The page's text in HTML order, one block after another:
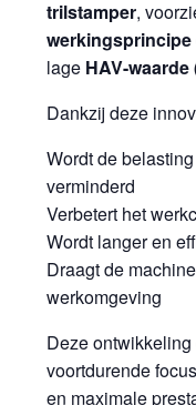
trilstamper,
werkingsprincipe
lage HAV-
Dankzij deze
Wordt de
verminderd
Verbetert het
Wordt langer en
Draagt de
werkomgeving
Deze ontwikkeling
voortdurende
en maximale